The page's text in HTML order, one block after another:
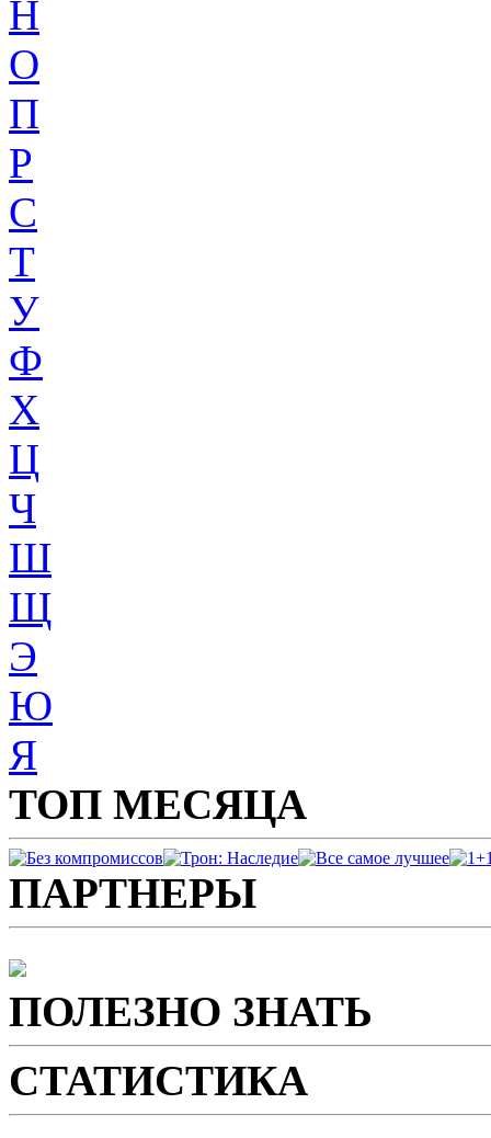
Н
О
П
Р
С
Т
У
Ф
Х
Ц
Ч
Ш
Щ
Э
Ю
Я
ТОП МЕСЯЦА
ПАРТНЕРЫ
ПОЛЕЗНО ЗНАТЬ
СТАТИСТИКА